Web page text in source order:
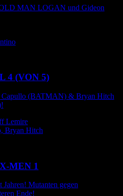
MAN LOGAN und Gideon
4 (VON 5)
Capullo (BATMAN) & Bryan Hitch
Lemire
Bryan Hitch
MEN 1
Mutanten gegen
Ende!